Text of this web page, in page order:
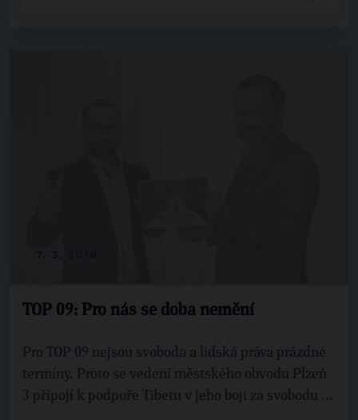
TOP 09: Pro nás se doba nemění
Pro TOP 09 nejsou svoboda a lidská práva prázdné
termíny. Proto se vedení městského obvodu Plzeň
3 připojí k podpoře Tibetu v jeho boji za svobodu ...